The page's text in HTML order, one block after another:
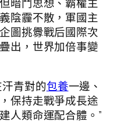
陰霾不散，軍國主
圖挑釁戰后國際次
出，世界加倍事變
青對的包養一邊、
保持走戰爭成長途
人類命運配合體。”